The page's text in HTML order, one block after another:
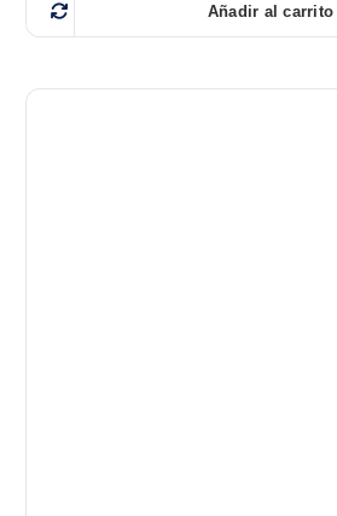
Añadir al carrito